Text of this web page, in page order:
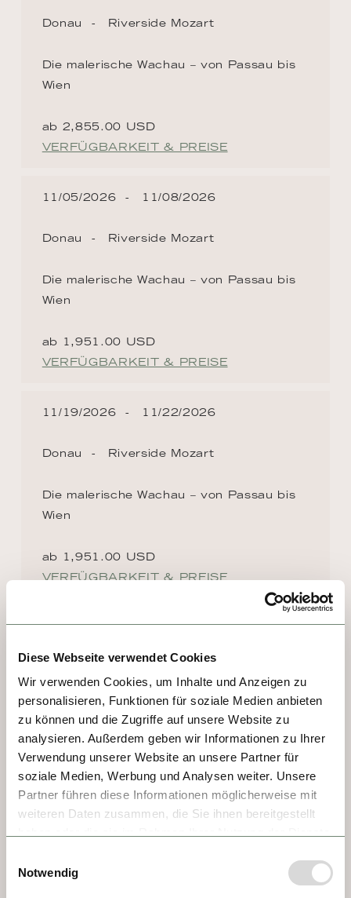
Diese Webseite verwendet Cookies
Wir verwenden Cookies, um Inhalte und Anzeigen zu
personalisieren, Funktionen für soziale Medien anbieten
zu können und die Zugriffe auf unsere Website zu
analysieren. Außerdem geben wir Informationen zu Ihrer
Verwendung unserer Website an unsere Partner für
soziale Medien, Werbung und Analysen weiter. Unsere
Partner führen diese Informationen möglicherweise mit
weiteren Daten zusammen, die Sie ihnen bereitgestellt
Notwendig
Donau Riverside Mozart
Die malerische Wachau – von Passau bis
Wien
ab 2,855.00 USD
VERFÜGBARKEIT & PREISE
11/05/2026 11/08/2026
Donau Riverside Mozart
Die malerische Wachau – von Passau bis
Wien
ab 1,951.00 USD
VERFÜGBARKEIT & PREISE
11/19/2026 11/22/2026
Donau Riverside Mozart
Die malerische Wachau – von Passau bis
Wien
ab 1,951.00 USD
VERFÜGBARKEIT & PREISE
DESTINATIONEN AUF DER
ROUTE
TAG 1 - PASSAU
Passau ist zunächst einmal
Universitätsstadt. Deshalb ist sie jung und
voller Leben. Und dann sind da die drei
Charakter verleihen. Sonst noch was?